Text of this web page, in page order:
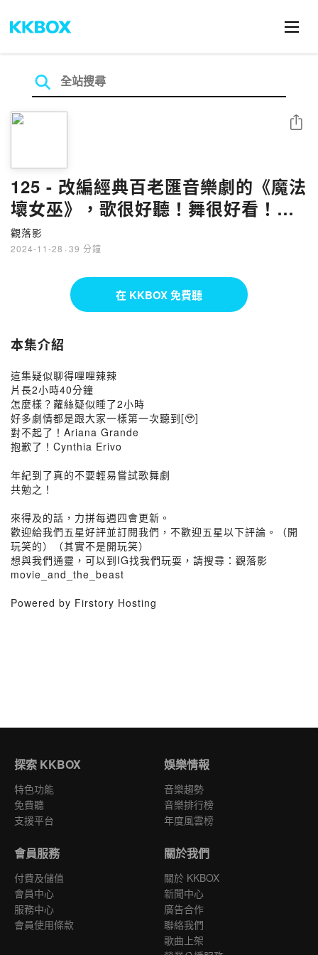
125 - 改編經典百老匯音樂劇的《魔法
壞女巫》，歌很好聽！舞很好看！但
導演你片長再這麼不節制你試試看
觀落影
2024-11-28 · 39 分鐘
分享
在 KKBOX 免費聽
本集介紹
這集疑似聊得哩哩辣辣
片長2小時40分鐘
怎麼樣？蘿絲疑似睡了2小時
好多劇情都是跟大家一樣第一次聽到[🥹]
對不起了！Ariana Grande
抱歉了！Cynthia Erivo
年紀到了真的不要輕易嘗試歌舞劇
共勉之！
來得及的話，力拼每週四會更新。
歡迎給我們五星好評並訂閱我們，不歡迎五星以下評論。（開
玩笑的）（其實不是開玩笑）
想與我們通靈，可以到IG找我們玩耍，請搜尋：觀落影
movie_and_the_beast⁣⁣⁣⁣⁣
Powered by Firstory Hosting
探索 KKBOX
特色功能
免費聽
支援平台
娛樂情報
音樂趨勢
音樂排行榜
年度風雲榜
會員服務
付費及儲值
會員中心
服務中心
會員使用條款
關於我們
關於 KKBOX
新聞中心
廣告合作
聯絡我們
歌曲上架